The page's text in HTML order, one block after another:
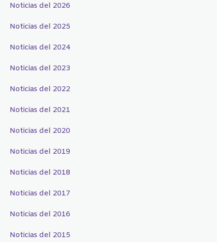
Noticias del 2026
Noticias del 2025
Noticias del 2024
Noticias del 2023
Noticias del 2022
Noticias del 2021
Noticias del 2020
Noticias del 2019
Noticias del 2018
Noticias del 2017
Noticias del 2016
Noticias del 2015